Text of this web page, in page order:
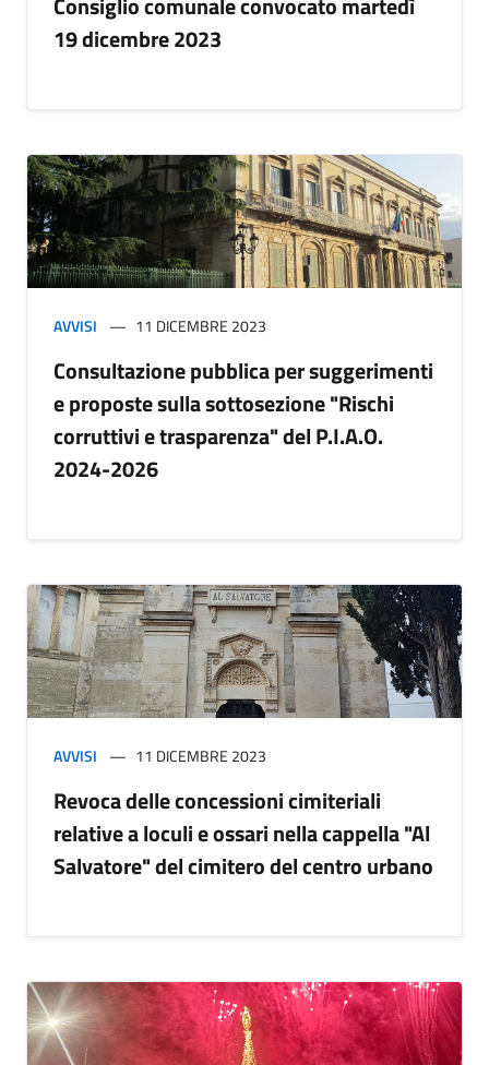
19 dicembre 2023
AVVISI 11 DICEMBRE 2023
Consultazione pubblica per suggerimenti
e proposte sulla sottosezione "Rischi
corruttivi e trasparenza" del P.I.A.O.
2024-2026
AVVISI 11 DICEMBRE 2023
Revoca delle concessioni cimiteriali
relative a loculi e ossari nella cappella "Al
Salvatore" del cimitero del centro urbano